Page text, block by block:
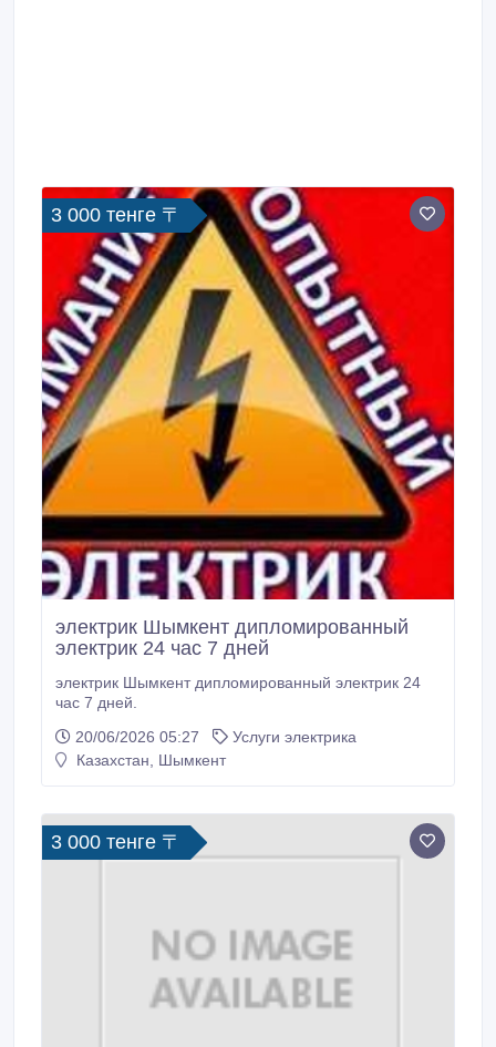
3 000 тенге 〒
электрик Шымкент дипломированный
электрик 24 час 7 дней
электрик Шымкент дипломированный электрик 24
час 7 дней.
20/06/2026 05:27
Услуги электрика
Казахстан, Шымкент
3 000 тенге 〒